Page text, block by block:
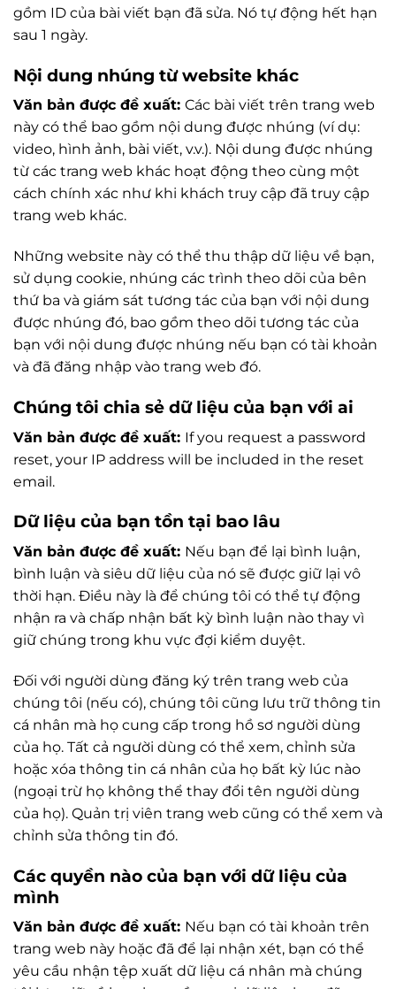
gồm ID của bài viết bạn đã sửa. Nó tự động hết hạn
sau 1 ngày.
Nội dung nhúng từ website khác
Văn bản được đề xuất: Các bài viết trên trang web
này có thể bao gồm nội dung được nhúng (ví dụ:
video, hình ảnh, bài viết, v.v.). Nội dung được nhúng
từ các trang web khác hoạt động theo cùng một
cách chính xác như khi khách truy cập đã truy cập
trang web khác.
Những website này có thể thu thập dữ liệu về bạn,
sử dụng cookie, nhúng các trình theo dõi của bên
thứ ba và giám sát tương tác của bạn với nội dung
được nhúng đó, bao gồm theo dõi tương tác của
bạn với nội dung được nhúng nếu bạn có tài khoản
và đã đăng nhập vào trang web đó.
Chúng tôi chia sẻ dữ liệu của bạn với ai
Văn bản được đề xuất: If you request a password
reset, your IP address will be included in the reset
email.
Dữ liệu của bạn tồn tại bao lâu
Văn bản được đề xuất: Nếu bạn để lại bình luận,
bình luận và siêu dữ liệu của nó sẽ được giữ lại vô
thời hạn. Điều này là để chúng tôi có thể tự động
nhận ra và chấp nhận bất kỳ bình luận nào thay vì
giữ chúng trong khu vực đợi kiểm duyệt.
Đối với người dùng đăng ký trên trang web của
chúng tôi (nếu có), chúng tôi cũng lưu trữ thông tin
cá nhân mà họ cung cấp trong hồ sơ người dùng
của họ. Tất cả người dùng có thể xem, chỉnh sửa
hoặc xóa thông tin cá nhân của họ bất kỳ lúc nào
(ngoại trừ họ không thể thay đổi tên người dùng
của họ). Quản trị viên trang web cũng có thể xem và
chỉnh sửa thông tin đó.
Các quyền nào của bạn với dữ liệu của
mình
Văn bản được đề xuất: Nếu bạn có tài khoản trên
trang web này hoặc đã để lại nhận xét, bạn có thể
yêu cầu nhận tệp xuất dữ liệu cá nhân mà chúng